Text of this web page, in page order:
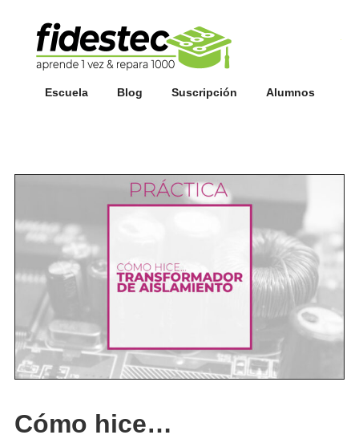
Escuela Blog Suscripción Alumnos
Cómo hice…